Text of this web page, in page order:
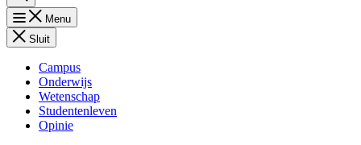
Menu
Sluit
Campus
Onderwijs
Wetenschap
Studentenleven
Opinie